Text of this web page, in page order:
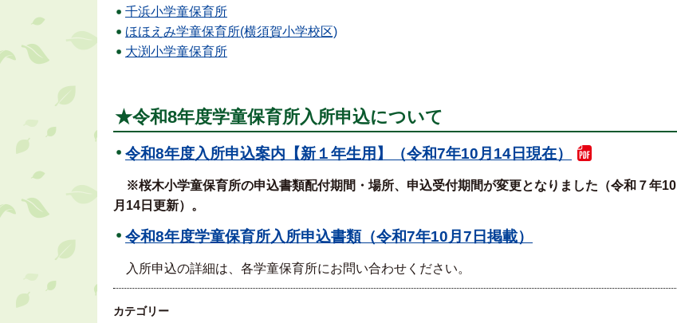
千浜小学童保育所
ほほえみ学童保育所(横須賀小学校区)
大渕小学童保育所
★令和8年度学童保育所入所申込について
令和8年度入所申込案内【新１年生用】（令和7年10月14日現在）
※桜木小学童保育所の申込書類配付期間・場所、申込受付期間が変更となりました（令和７年10
月14日更新）。
令和8年度学童保育所入所申込書類（令和7年10月7日掲載）
入所申込の詳細は、各学童保育所にお問い合わせください。
カテゴリー